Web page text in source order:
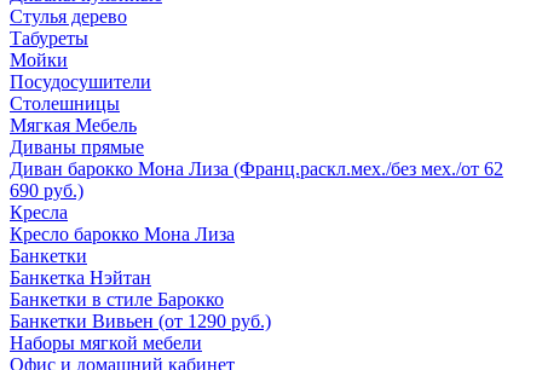
Стулья дерево
Табуреты
Мойки
Посудосушители
Столешницы
Мягкая Мебель
Диваны прямые
Диван барокко Мона Лиза (Франц.раскл.мех./без мех./от 62
690 руб.)
Кресла
Кресло барокко Мона Лиза
Банкетки
Банкетка Нэйтан
Банкетки в стиле Барокко
Банкетки Вивьен (от 1290 руб.)
Наборы мягкой мебели
Офис и домашний кабинет